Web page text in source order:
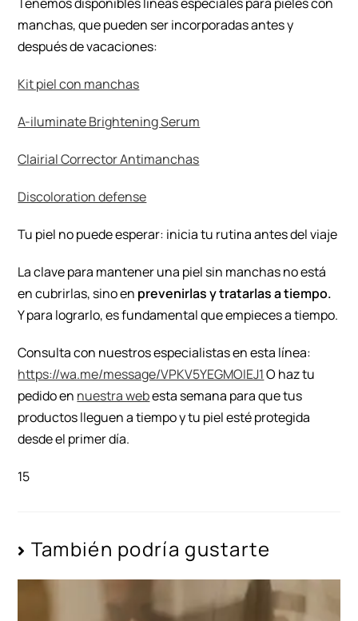
manchas, que pueden ser incorporadas antes y
después de vacaciones:
Kit piel con manchas
A-iluminate Brightening Serum
Clairial Corrector Antimanchas
Discoloration defense
Tu piel no puede esperar: inicia tu rutina antes del viaje
La clave para mantener una piel sin manchas no está
en cubrirlas, sino en prevenirlas y tratarlas a tiempo.
Y para lograrlo, es fundamental que empieces a tiempo.
Consulta con nuestros especialistas en esta línea:
https://wa.me/message/VPKV5YEGMOIEJ1O haz tu
pedido en nuestra webesta semana para que tus
productos lleguen a tiempo y tu piel esté protegida
desde el primer día.
15
También podría gustarte